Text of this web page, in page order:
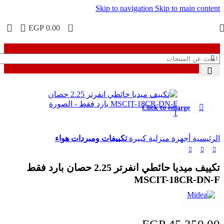
Skip to navigation Skip to main content
0
EGP 0.00
Click to enlarge
الرئيسية أجهزة منزلية كبيرةتكييفات ومبردات هواء
تكييف ميديا حائطي انفرتر 2.25 حصان بارد فقط
MSCIT-18CR-DN-F